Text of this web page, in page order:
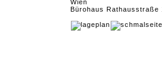
Wien
Bürohaus Rathausstraße